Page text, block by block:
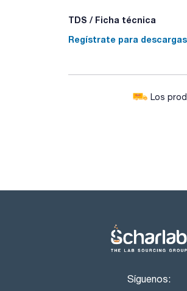
TDS / Ficha técnica
Regístrate para descargas
Los
Síguenos: